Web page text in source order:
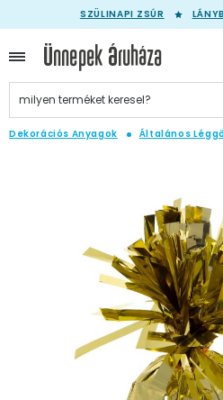
SZÜLINAPI ZSÚR
Dekorációs Anyagok Általános